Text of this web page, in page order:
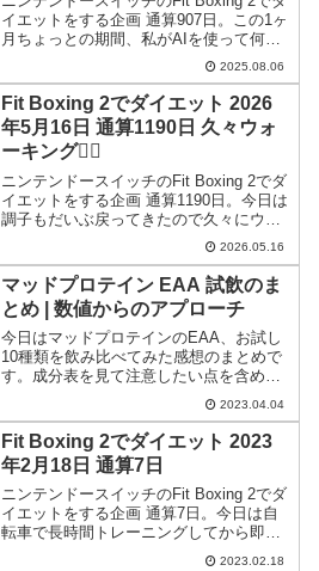
イエットをする企画 通算907日。この1ヶ
月ちょっとの期間、私がAIを使って何を
2025.08.06
Fit Boxing 2でダイエット 2026
年5月16日 通算1190日 久々ウォ
ーキング🚶‍♀️
ニンテンドースイッチのFit Boxing 2でダ
イエットをする企画 通算1190日。今日は
調子もだいぶ戻ってきたので久々にウォ
2026.05.16
マッドプロテイン EAA 試飲のま
とめ | 数値からのアプローチ
今日はマッドプロテインのEAA、お試し
10種類を飲み比べてみた感想のまとめで
す。成分表を見て注意したい点を含めつ
つ、この製品の感想を書いてみたいと思
2023.04.04
Fit Boxing 2でダイエット 2023
年2月18日 通算7日
ニンテンドースイッチのFit Boxing 2でダ
イエットをする企画 通算7日。今日は自
転車で長時間トレーニングしてから即フ
ィットボクシングというハードトレーニ
2023.02.18